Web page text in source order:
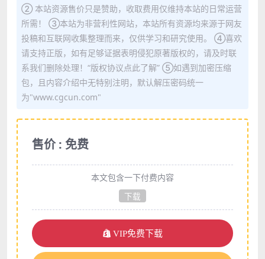
② 本站资源售价只是赞助，收取费用仅维持本站的日常运营
所需！ ③本站为非营利性网站，本站所有资源均来源于网友
投稿和互联网收集整理而来，仅供学习和研究使用。 ④喜欢
请支持正版，如有足够证据表明侵犯原著版权的，请及时联
系我们删除处理！“版权协议点此了解” ⑤如遇到加密压缩
包，且内容介绍中无特别注明，默认解压密码统一
为"www.cgcun.com"
售价 : 免费
本文包含一下付费内容
下载
VIP免费下载